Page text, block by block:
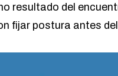
resultado del
fijar postura antes